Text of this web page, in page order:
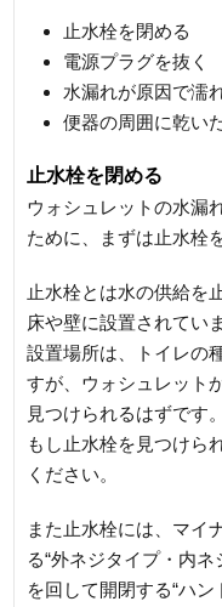
止水栓を閉める
電源プラグを抜く
水漏れが原因で濡
便器の周囲に乾い
止水栓を閉める
ウォシュレットの水漏
ために、まずは止水栓
止水栓とは水の供給を
床や壁に設置されてい
設置場所は、トイレの
すが、ウォシュレット
見つけられるはずです。
もし止水栓を見つけら
ください。
また止水栓には、マイ
る“外ネジタイプ・内
を回して開閉する“ハン